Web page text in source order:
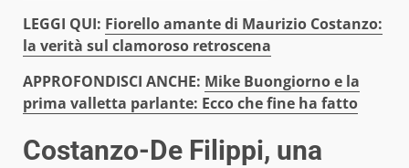
LEGGI QUI: Fiorello amante di Maurizio Costanzo:
la verità sul clamoroso retroscena
APPROFONDISCI ANCHE: Mike Buongiorno e la
prima valletta parlante: Ecco che fine ha fatto
Costanzo-De Filippi, una